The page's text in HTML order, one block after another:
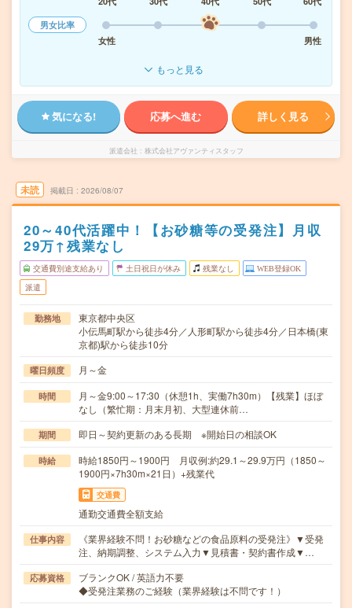
男女比率
女性
男性
もっと見る
気になる! 応募へ進む 詳しく見る
派遣会社 株式会社アヴァンティスタッフ
未読 掲載日 2026/08/07
20～40代活躍中！【お砂糖等の受発注】月収
29万↑残業なし
交通費別途支給あり 土日祝日が休み 残業なし WEB登録OK
派遣
勤務地
東京都中央区
小伝馬町駅から徒歩4分／人形町駅から徒歩4分／日本橋(東
京都)駅から徒歩10分
曜日頻度 月～金
時間
月～金9:00～17:30（休憩1h、実働7h30m）【残業】ほぼ
なし（繁忙期：月末月初、大型連休前…
期間 即日～契約更新のある長期 ※開始日の相談OK
時給
時給1850円～1900円 月収例:約29.1～29.9万円（1850～
1900円×7h30m×21日）+残業代
交通費
通勤交通費全額支給
仕事内容
《業界経験不問！お砂糖などの食品原料の受発注》▼受発
注、納期調整、システム入力▼見積書・契約書作成▼…
応募資格
ブランクOK / 英語力不要
◆受発注業務のご経験（業界経験は不問です！）